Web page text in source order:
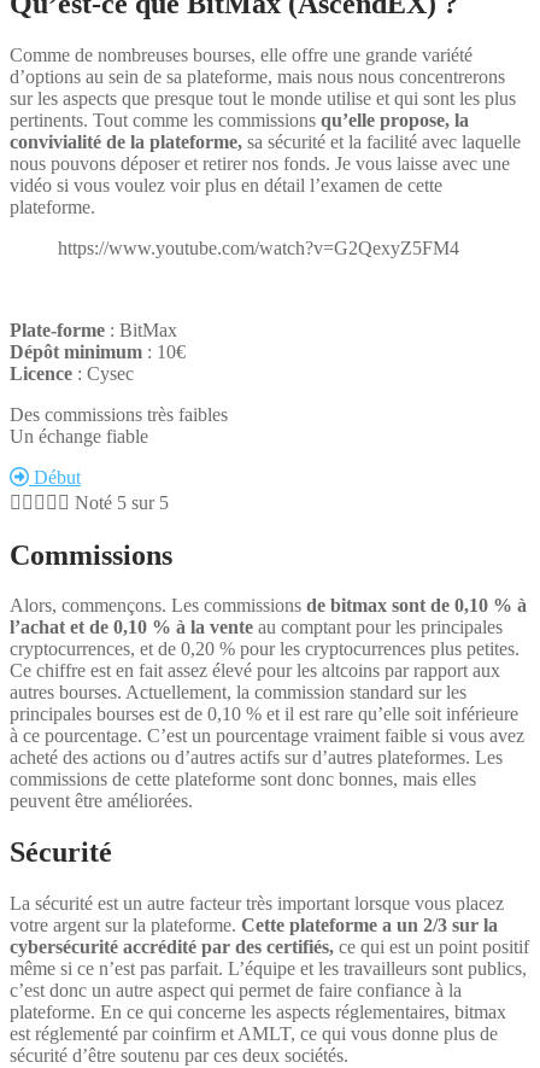
Comme de nombreuses bourses, elle offre une grande variété
d’options au sein de sa plateforme, mais nous nous concentrerons
sur les aspects que presque tout le monde utilise et qui sont les plus
pertinents. Tout comme les commissions qu’elle propose, la
convivialité de la plateforme, sa sécurité et la facilité avec laquelle
nous pouvons déposer et retirer nos fonds. Je vous laisse avec une
vidéo si vous voulez voir plus en détail l’examen de cette
plateforme.
https://www.youtube.com/watch?v=G2QexyZ5FM4
Plate-forme : BitMax
Dépôt minimum : 10€
Licence : Cysec
Des commissions très faibles
Un échange fiable
Début
     Noté 5 sur 5
Commissions
Alors, commençons. Les commissions de bitmax sont de 0,10 % à
l’achat et de 0,10 % à la vente au comptant pour les principales
cryptocurrences, et de 0,20 % pour les cryptocurrences plus petites.
Ce chiffre est en fait assez élevé pour les altcoins par rapport aux
autres bourses. Actuellement, la commission standard sur les
principales bourses est de 0,10 % et il est rare qu’elle soit inférieure
à ce pourcentage. C’est un pourcentage vraiment faible si vous avez
acheté des actions ou d’autres actifs sur d’autres plateformes. Les
commissions de cette plateforme sont donc bonnes, mais elles
peuvent être améliorées.
Sécurité
La sécurité est un autre facteur très important lorsque vous placez
votre argent sur la plateforme. Cette plateforme a un 2/3 sur la
cybersécurité accrédité par des certifiés, ce qui est un point positif
même si ce n’est pas parfait. L’équipe et les travailleurs sont publics,
c’est donc un autre aspect qui permet de faire confiance à la
plateforme. En ce qui concerne les aspects réglementaires, bitmax
est réglementé par coinfirm et AMLT, ce qui vous donne plus de
sécurité d’être soutenu par ces deux sociétés.